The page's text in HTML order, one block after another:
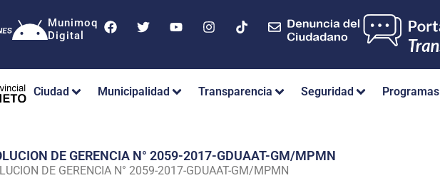
Munimoq
Digital
Ciudad Municipalidad Transparencia Seguridad Programas
DE GERENCIA N° 2059-2017-GDUAAT-GM/MPMN
DE GERENCIA N° 2059-2017-GDUAAT-GM/MPMN